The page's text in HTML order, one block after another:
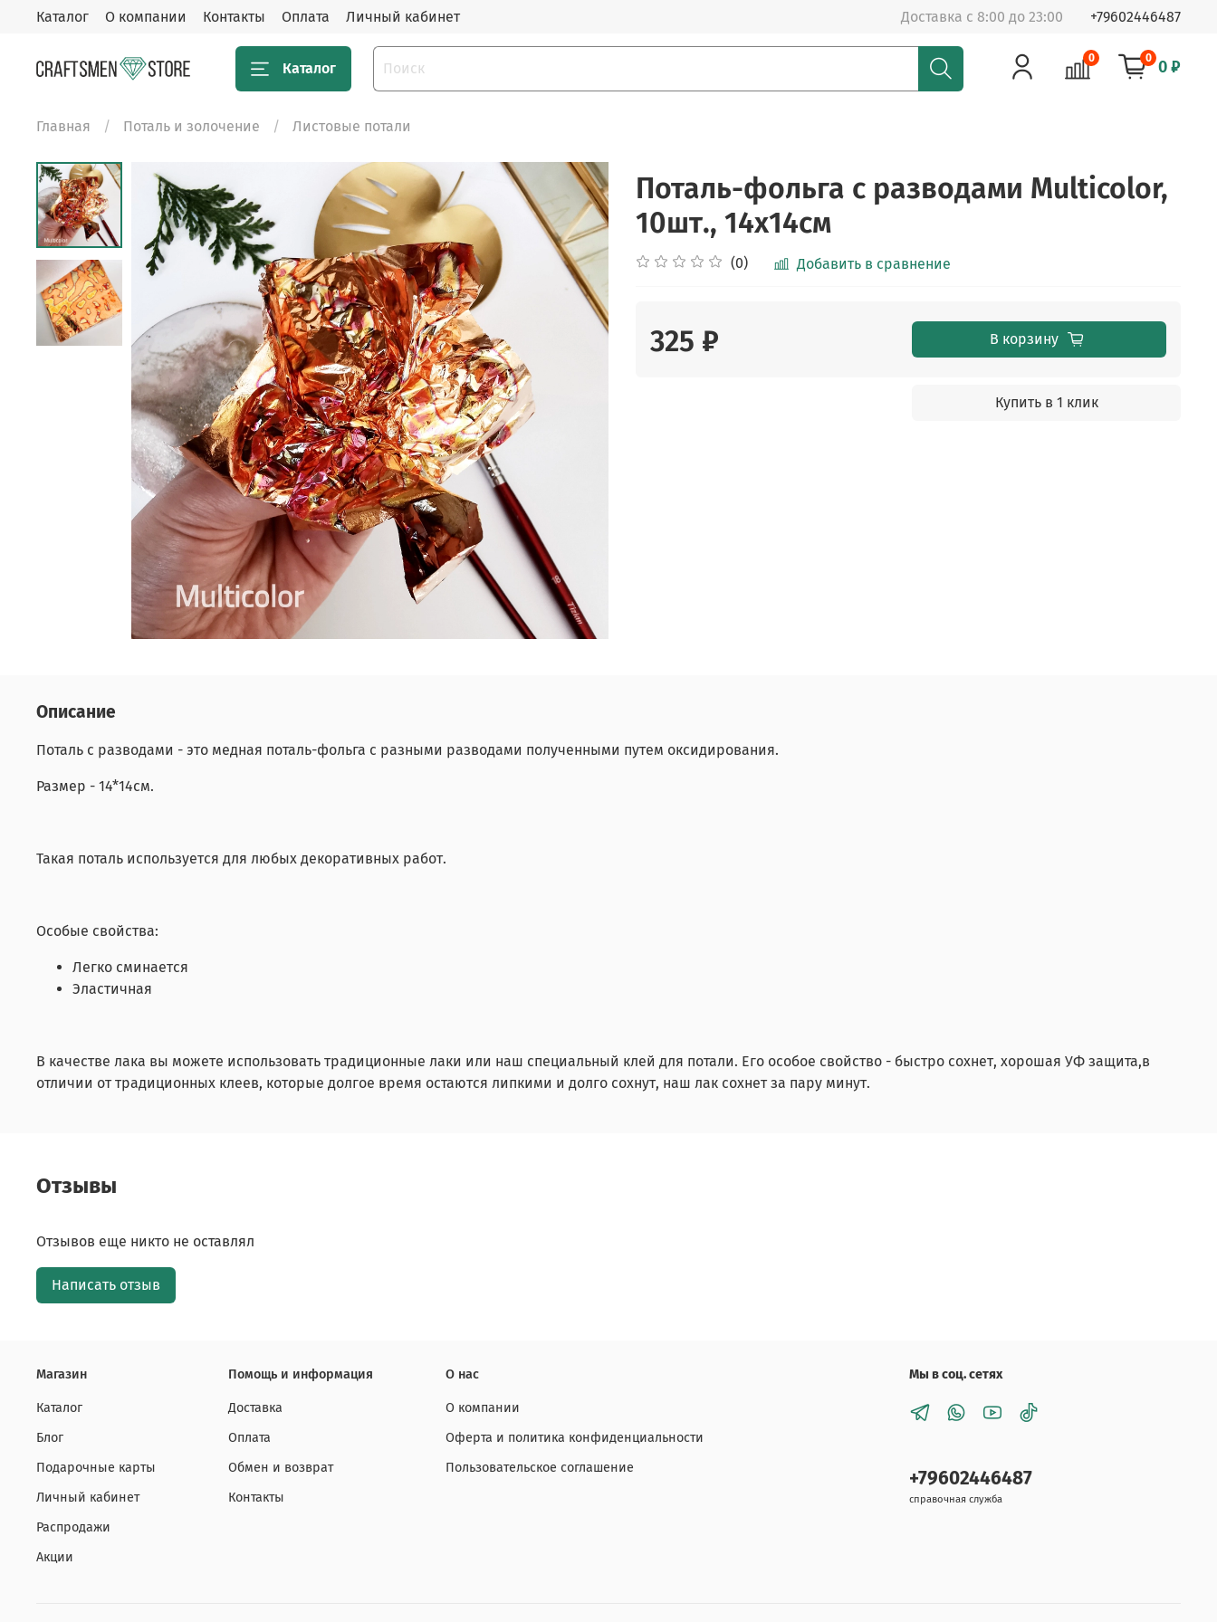
Каталог О компании Контакты Оплата Личный кабинет Доставка с 8:00 до 23:00 +79602446487
Каталог
0 0 0 ₽
Главная Поталь и золочение Листовые потали
Поталь-фольга с разводами Multicolor,
10шт., 14х14см
(0) Добавить в сравнение
325 ₽ В корзину
Купить в 1 клик
Описание
Поталь с разводами - это медная поталь-фольга с разными разводами полученными путем оксидирования.
Размер - 14*14см.
Такая поталь используется для любых декоративных работ.
Особые свойства:
Легко сминается
Эластичная
В качестве лака вы можете использовать традиционные лаки или наш специальный клей для потали. Его особое свойство - быстро сохнет, хорошая УФ защита,в
отличии от традиционных клеев, которые долгое время остаются липкими и долго сохнут, наш лак сохнет за пару минут.
Отзывы
Отзывов еще никто не оставлял
Написать отзыв
Магазин
Каталог
Блог
Подарочные карты
Личный кабинет
Распродажи
Акции
Помощь и информация
Доставка
Оплата
Обмен и возврат
Контакты
О нас
О компании
Оферта и политика конфиденциальности
Пользовательское соглашение
Мы в соц. сетях
+79602446487
справочная служба